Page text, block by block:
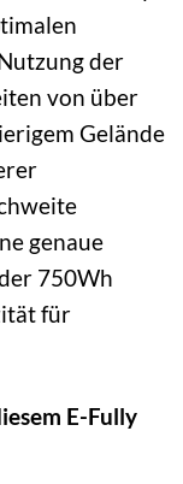
der
von über
Gelände
genaue
750Wh
für
E-Fully